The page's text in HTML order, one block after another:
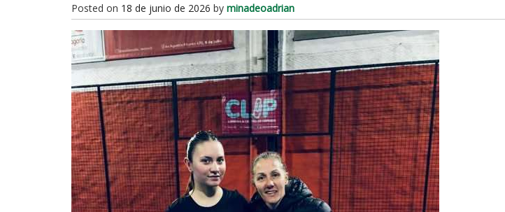
Posted on 18 de junio de 2026 by minadeoadrian